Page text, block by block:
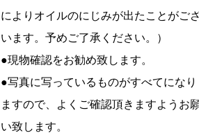
によりオイルのにじみが出たことがご
います。予めご了承ください。）
●現物確認をお勧め致します。
●写真に写っているものがすべてになり
ますので、よくご確認頂きますようお
い致します。